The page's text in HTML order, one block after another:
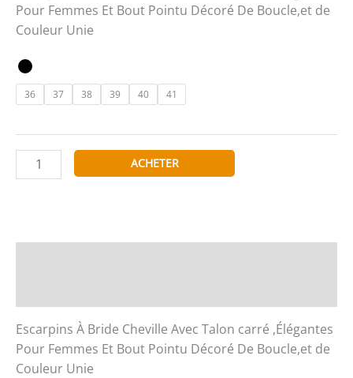
Pour Femmes Et Bout Pointu Décoré De Boucle,et de
Couleur Unie
36 37 38 39 40 41
quantité
de
ACHETER
Escarpins À Bride Cheville Avec Talon carré ,Élégantes
Pour Femmes Et Bout Pointu Décoré De Boucle,et de
Couleur Unie